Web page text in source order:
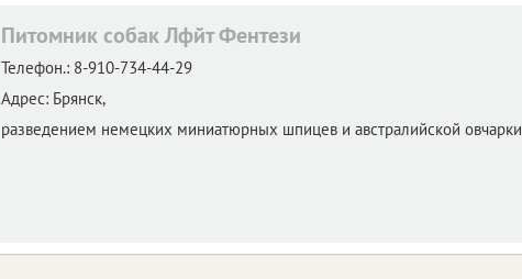
Питомник собак Лфйт Фентези
Телефон.: 8-910-734-44-29
Адрес: Брянск,
разведением немецких миниатюрных шпицев и австралийской овчарки